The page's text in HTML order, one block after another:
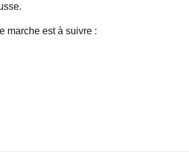
marche est à suivre :